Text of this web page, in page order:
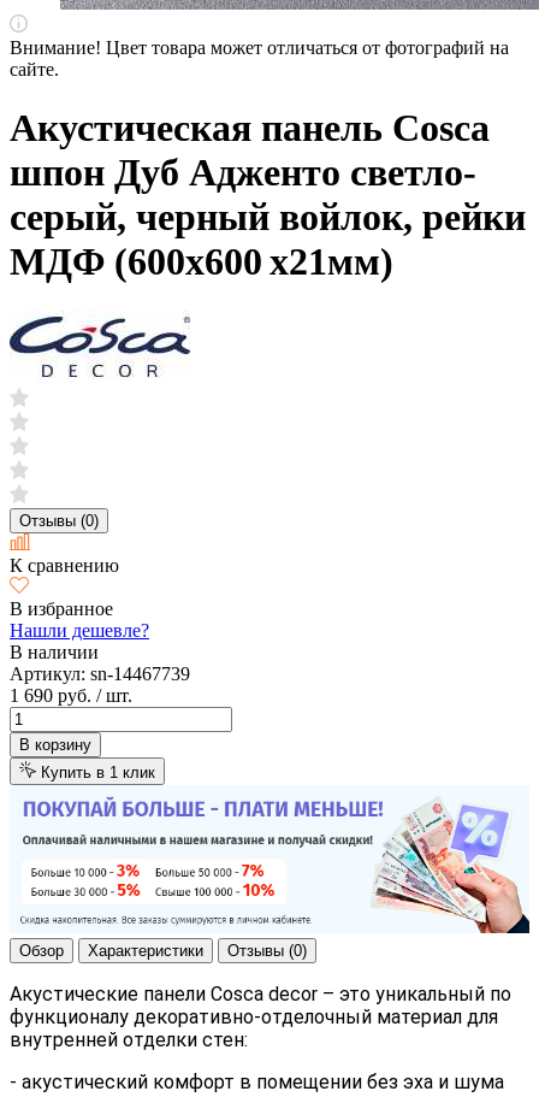
Внимание! Цвет товара может отличаться от фотографий на
сайте.
Акустическая панель Cosca
шпон Дуб Адженто светло-
серый, черный войлок, рейки
МДФ (600х600 х21мм)
Отзывы (0)
К сравнению
В избранное
Нашли дешевле?
В наличии
Артикул: sn-14467739
1 690 руб. / шт.
В корзину
Купить в 1 клик
Обзор Характеристики Отзывы (0)
Акустические панели Cosca decor – это уникальный по
функционалу декоративно-отделочный материал для
внутренней отделки стен:
- акустический комфорт в помещении без эха и шума